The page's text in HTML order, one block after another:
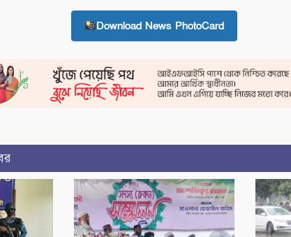
Download News PhotoCard